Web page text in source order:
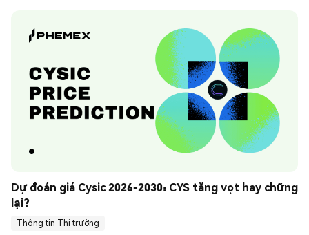
Dự đoán giá Cysic 2026-2030: CYS tăng vọt hay chững
lại?
Thông tin Thị trường